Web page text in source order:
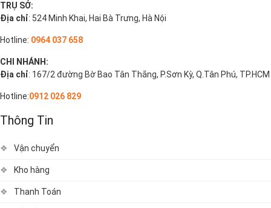
TRỤ SỞ:
Địa chỉ: 524 Minh Khai, Hai Bà Trưng, Hà Nội
Hotline: 0964 037 658
CHI NHÁNH:
Địa chỉ: 167/2 đường Bờ Bao Tân Thắng, P.Sơn Kỳ, Q.Tân Phú, TP.HCM
Hotline:0912 026 829
Thông Tin
Vận chuyển
Kho hàng
Thanh Toán